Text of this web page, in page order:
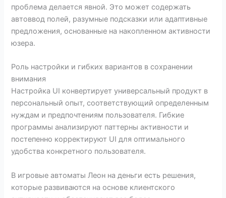
проблема делается явной. Это может содержать
автоввод полей, разумные подсказки или адаптивные
предложения, основанные на накопленном активности
юзера.
Роль настройки и гибких вариантов в сохранении
внимания
Настройка UI конвертирует универсальный продукт в
персональный опыт, соответствующий определенным
нуждам и предпочтениям пользователя. Гибкие
программы анализируют паттерны активности и
постепенно корректируют UI для оптимального
удобства конкретного пользователя.
В игровые автоматы Леон на деньги есть решения,
которые развиваются на основе клиентского